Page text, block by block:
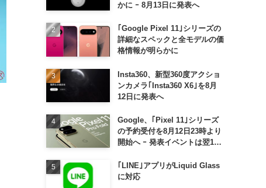
かに ｰ 8月13日に発表へ
｢Google Pixel 11｣シリーズの
詳細なスペックと全モデルの価
格情報が明らかに
Insta360、新型360度アクショ
ンカメラ｢Insta360 X6｣を8月
12日に発表へ
Google、｢Pixel 11｣シリーズ
の予約受付を8月12日23時より
開始へ ｰ 発表イベントは翌13
｢LINE｣アプリがLiquid Glass
に対応